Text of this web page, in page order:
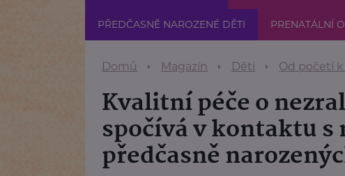
PŘEDČASNĚ NAROZENÉ DĚTI PRENATÁLNÍ
Domů Magazín Děti Od početí
Kvalitní péče o
spočívá v kontaktu
předčasně